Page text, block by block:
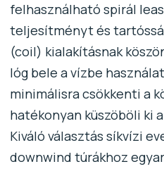
felhasználható spirál
teljesítményt és
(coil) kialakításnak
lóg bele a vízbe
minimálisra csökkenti a
hatékonyan küszöböli ki
Kiváló választás síkvízi
downwind túrákhoz